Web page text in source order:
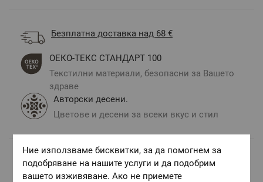
Безплатна доставка над 68 €
ОЕКО-ТЕКС СТАНДАРТ 100
Текстилни материали, безопасни за Вашето
здраве
Авторски десени.
Цветове и десени за всеки вкус и стил
Комбинирай с
Ние използваме бисквитки, за да помогнем за
подобряване на нашите услуги и да подобрим
вашето изживяване. Ако не приемете